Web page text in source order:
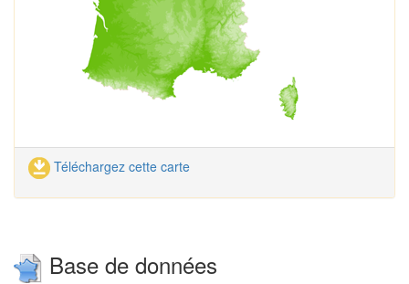
Téléchargez cette carte
Base de données